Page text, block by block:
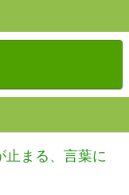
止まる、言葉に